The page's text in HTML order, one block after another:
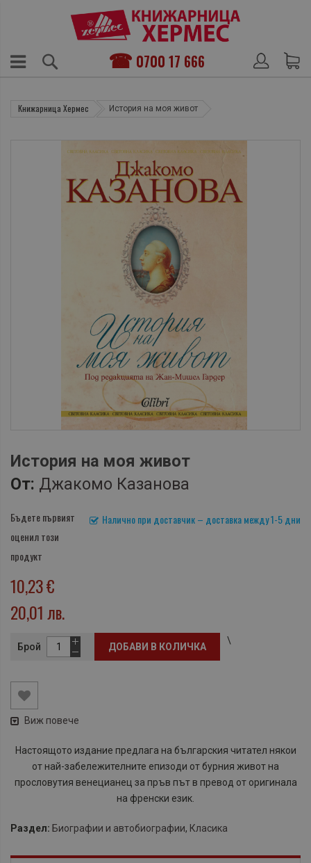
0700 17 666
Книжарница Хермес История на моя живот
История на моя живот
От: Джакомо Казанова
Налично при доставчик – доставка между 1-5 дни
Бъдете първият
оценил този
продукт
10,23 €
20,01 лв.
Брой ДОБАВИ В КОЛИЧКА
\
Виж повече
Настоящото издание предлага на българския читател някои
от най-забележителните епизоди от бурния живот на
прословутия венецианец за пръв път в превод от оригинала
на френски език.
Раздел: Биографии и автобиографии, Класика